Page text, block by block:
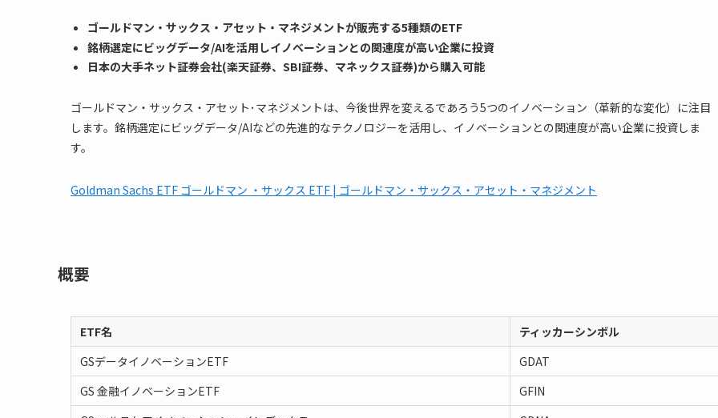
ゴールドマン・サックス・アセット・マネジメントが販売する5種類のETF
銘柄選定にビッグデータ/AIを活用しイノベーションとの関連度が高い企業に投資
日本の大手ネット証券会社(楽天証券、SBI証券、マネックス証券)から購入可能
ゴールドマン・サックス・アセット･マネジメントは、今後世界を変えるであろう5つのイノベーション（革新的な変化）に注目
します。銘柄選定にビッグデータ/AIなどの先進的なテクノロジーを活用し、イノベーションとの関連度が高い企業に投資しま
す。
Goldman Sachs ETF ゴールドマン ・サックス ETF | ゴールドマン・サックス・アセット・マネジメント
概要
ETF名
ティッカーシンボル
GSデータイノベーションETF
GDAT
GS 金融イノベーションETF
GFIN